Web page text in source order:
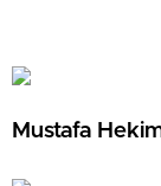
Mustafa